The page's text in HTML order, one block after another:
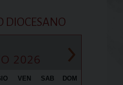
DIOCESANO
2026 ›
VEN SAB DOM